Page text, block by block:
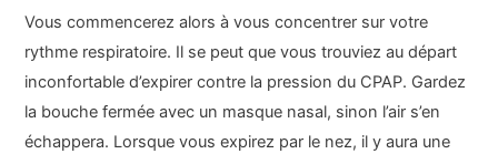
Vous commencerez alors à vous concentrer sur votre
rythme respiratoire. Il se peut que vous trouviez au départ
inconfortable d’expirer contre la pression du CPAP. Gardez
la bouche fermée avec un masque nasal, sinon l’air s’en
échappera. Lorsque vous expirez par le nez, il y aura une